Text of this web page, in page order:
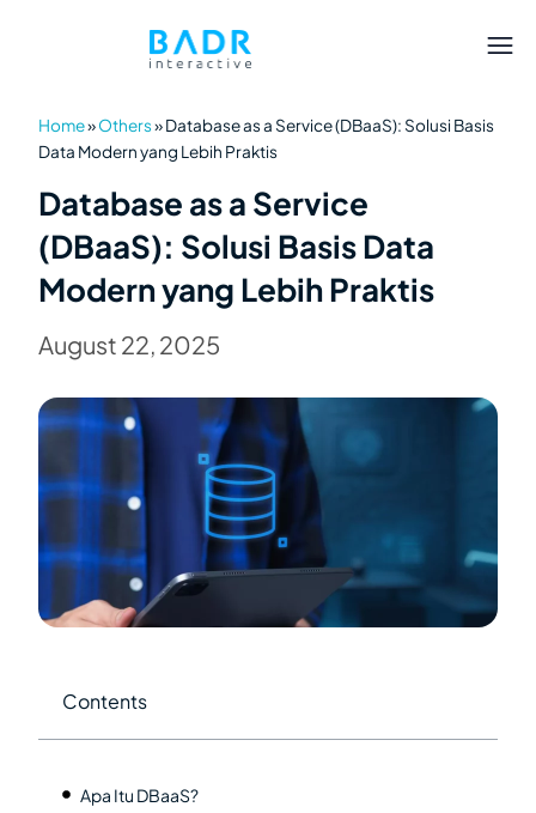
Home»Others»Database as a Service (DBaaS): Solusi Basis
Data Modern yang Lebih Praktis
Database as a Service
(DBaaS): Solusi Basis Data
Modern yang Lebih Praktis
August 22, 2025
Contents
Apa Itu DBaaS?